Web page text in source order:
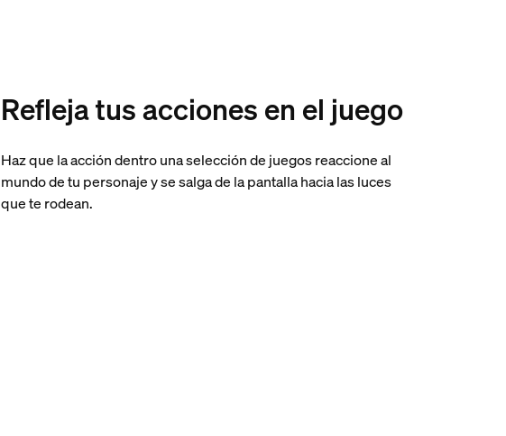
Refleja tus acciones en el juego
Haz que la acción dentro una selección de juegos reaccione al
mundo de tu personaje y se salga de la pantalla hacia las luces
que te rodean.